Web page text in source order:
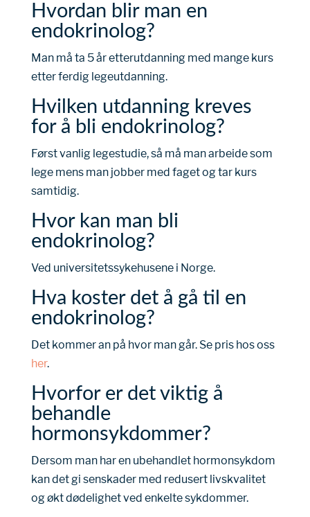
Hvordan blir man en
endokrinolog?
Man må ta 5 år etterutdanning med mange kurs
etter ferdig legeutdanning.
Hvilken utdanning kreves
for å bli endokrinolog?
Først vanlig legestudie, så må man arbeide som
lege mens man jobber med faget og tar kurs
samtidig.
Hvor kan man bli
endokrinolog?
Ved universitetssykehusene i Norge.
Hva koster det å gå til en
endokrinolog?
Det kommer an på hvor man går. Se pris hos oss
her.
Hvorfor er det viktig å
behandle
hormonsykdommer?
Dersom man har en ubehandlet hormonsykdom
kan det gi senskader med redusert livskvalitet
og økt dødelighet ved enkelte sykdommer.